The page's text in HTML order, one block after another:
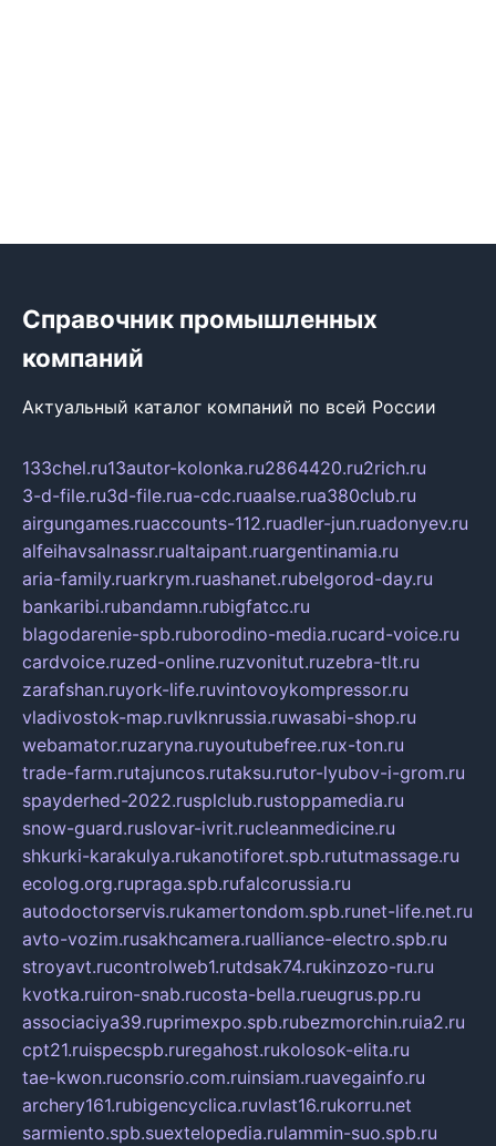
Справочник промышленных
компаний
Актуальный каталог компаний по всей России
133chel.ru13autor-kolonka.ru2864420.ru2rich.ru
3-d-file.ru3d-file.rua-cdc.ruaalse.rua380club.ru
airgungames.ruaccounts-112.ruadler-jun.ruadonyev.ru
alfeihavsalnassr.rualtaipant.ruargentinamia.ru
aria-family.ruarkrym.ruashanet.rubelgorod-day.ru
bankaribi.rubandamn.rubigfatcc.ru
blagodarenie-spb.ruborodino-media.rucard-voice.ru
cardvoice.ruzed-online.ruzvonitut.ruzebra-tlt.ru
zarafshan.ruyork-life.ruvintovoykompressor.ru
vladivostok-map.ruvlknrussia.ruwasabi-shop.ru
webamator.ruzaryna.ruyoutubefree.rux-ton.ru
trade-farm.rutajuncos.rutaksu.rutor-lyubov-i-grom.ru
spayderhed-2022.rusplclub.rustoppamedia.ru
snow-guard.ruslovar-ivrit.rucleanmedicine.ru
shkurki-karakulya.rukanotiforet.spb.rututmassage.ru
ecolog.org.rupraga.spb.rufalcorussia.ru
autodoctorservis.rukamertondom.spb.runet-life.net.ru
avto-vozim.rusakhcamera.rualliance-electro.spb.ru
stroyavt.rucontrolweb1.rutdsak74.rukinzozo-ru.ru
kvotka.ruiron-snab.rucosta-bella.rueugrus.pp.ru
associaciya39.ruprimexpo.spb.rubezmorchin.ruia2.ru
cpt21.ruispecspb.ruregahost.rukolosok-elita.ru
tae-kwon.ruconsrio.com.ruinsiam.ruavegainfo.ru
archery161.rubigencyclica.ruvlast16.rukorru.net
sarmiento.spb.suextelopedia.rulammin-suo.spb.ru